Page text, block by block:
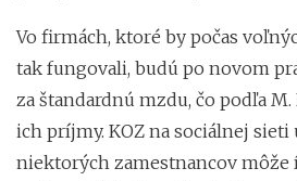
Vo firmách, ktoré by počas
tak fungovali, budú po novom
za štandardnú mzdu, čo podľa
ich príjmy. KOZ na sociálnej sieti
niektorých zamestnancov môže